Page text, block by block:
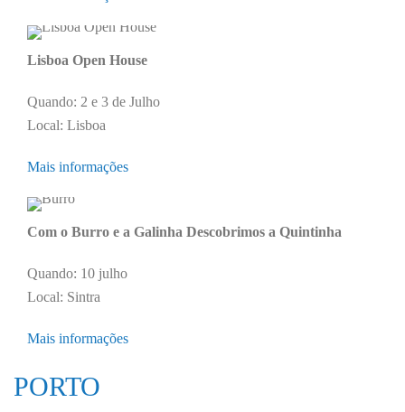
Lisboa Open House
Quando: 2 e 3 de Julho
Local: Lisboa
Mais informações
Com o Burro e a Galinha Descobrimos a Quintinha
Quando: 10 julho
Local: Sintra
Mais informações
PORTO